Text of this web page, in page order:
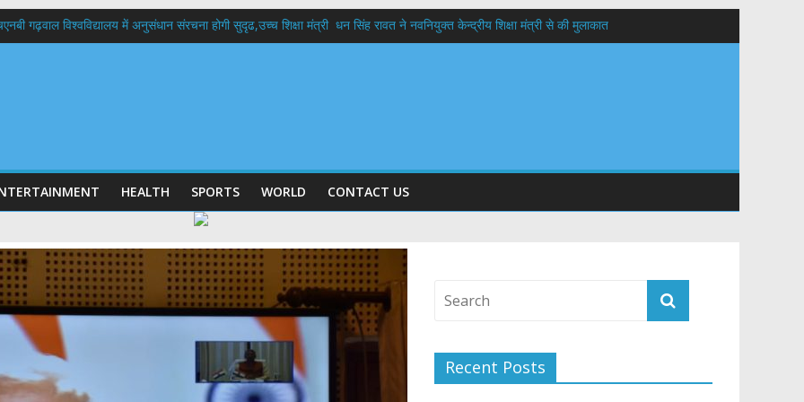
गढ़वाल विश्वविद्यालय में अनुसंधान संरचना होगी सुदृढ,उच्च शिक्षा मंत्री धन सिंह रावत ने नवनियुक्त केन्द्रीय शिक्षा मंत्री से की मुलाकात
दिवस पर मुख्यमंत्री धामी ने उत्कृष्ट बुनकरों और हस्तशिल्प कारीगरों को किया सम्मानित
HEALTH SPORTS WORLD CONTACT US
Recent Posts